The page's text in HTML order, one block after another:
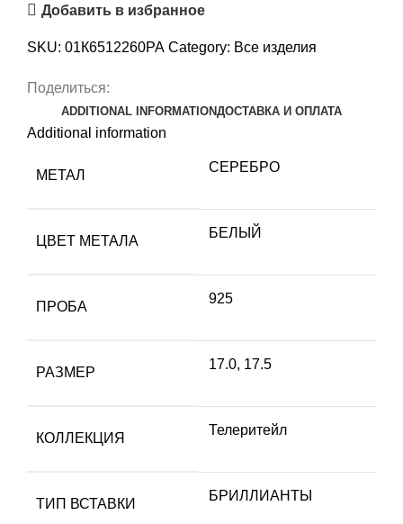
пробы
Добавить в избранное
SKU: 01К6512260РА Category: Все изделия
Поделиться:
ADDITIONAL INFORMATIONДОСТАВКА И ОПЛАТА
Additional information
МЕТАЛ
СЕРЕБРО
ЦВЕТ МЕТАЛА
БЕЛЫЙ
ПРОБА
925
РАЗМЕР
17.0, 17.5
КОЛЛЕКЦИЯ
Телеритейл
ТИП ВСТАВКИ
БРИЛЛИАНТЫ